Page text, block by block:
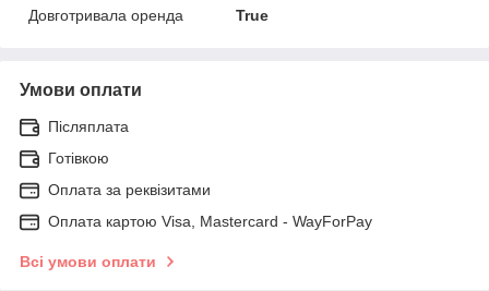
Довготривала оренда
True
Умови оплати
Післяплата
Готівкою
Оплата за реквізитами
Оплата картою Visa, Mastercard - WayForPay
Всі умови оплати